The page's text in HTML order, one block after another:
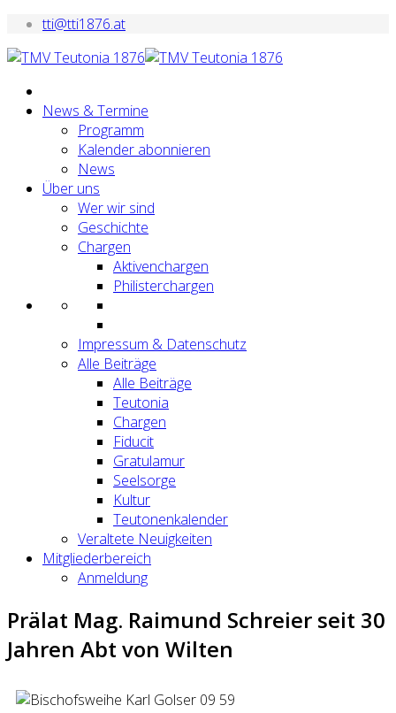
tti@tti1876.at
News & Termine
Programm
Kalender abonnieren
News
Über uns
Wer wir sind
Geschichte
Chargen
Aktivenchargen
Philisterchargen
Impressum & Datenschutz
Alle Beiträge
Alle Beiträge
Teutonia
Chargen
Fiducit
Gratulamur
Seelsorge
Kultur
Teutonenkalender
Veraltete Neuigkeiten
Mitgliederbereich
Anmeldung
Prälat Mag. Raimund Schreier seit 30
Jahren Abt von Wilten